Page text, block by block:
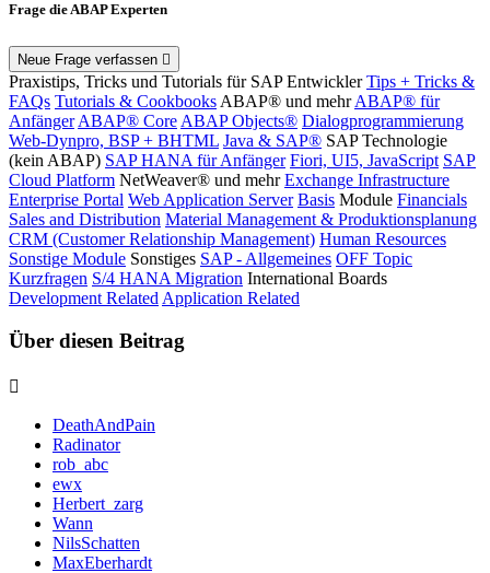
Frage die ABAP Experten
Neue Frage verfassen
Praxistips, Tricks und Tutorials für SAP Entwickler Tips + Tricks &
FAQs Tutorials & Cookbooks ABAP® und mehr ABAP® für
Anfänger ABAP® Core ABAP Objects® Dialogprogrammierung
Web-Dynpro, BSP + BHTML Java & SAP® SAP Technologie
(kein ABAP) SAP HANA für Anfänger Fiori, UI5, JavaScript SAP
Cloud Platform NetWeaver® und mehr Exchange Infrastructure
Enterprise Portal Web Application Server Basis Module Financials
Sales and Distribution Material Management & Produktionsplanung
CRM (Customer Relationship Management) Human Resources
Sonstige Module Sonstiges SAP - Allgemeines OFF Topic
Kurzfragen S/4 HANA Migration International Boards
Development Related Application Related
Über diesen Beitrag
DeathAndPain
Radinator
rob_abc
ewx
Herbert_zarg
Wann
NilsSchatten
MaxEberhardt